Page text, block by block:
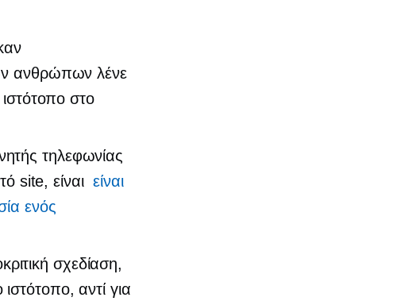
ανθρώπων λένε
στο
τηλεφωνίας
site, είναι είναι
ενός
σχεδίαση,
αντί για